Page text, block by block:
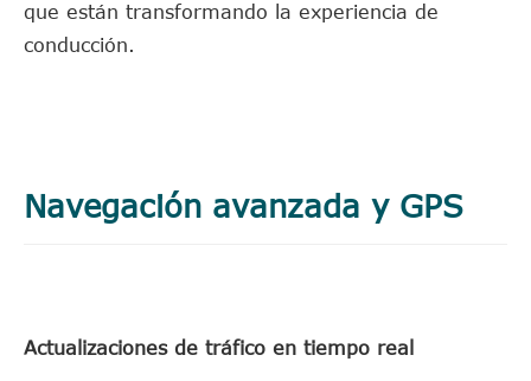
que están transformando la experiencia de
conducción.
Navegación avanzada y GPS
Actualizaciones de tráfico en tiempo real